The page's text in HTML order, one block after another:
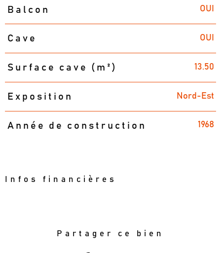
Balcon OUI
Cave OUI
Surface cave (m²) 13.50
Exposition Nord-Est
Année de construction 1968
Infos financières
Partager ce bien